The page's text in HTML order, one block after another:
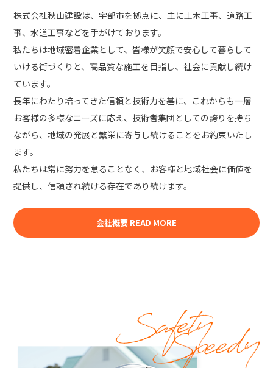
株式会社秋山建設は、宇部市を拠点に、主に土木工事、道路工
事、水道工事などを手がけております。
私たちは地域密着企業として、皆様が笑顔で安心して暮らして
いける街づくりと、高品質な施工を目指し、社会に貢献し続け
ています。
長年にわたり培ってきた信頼と技術力を基に、これからも一層
お客様の多様なニーズに応え、技術者集団としての誇りを持ち
ながら、地域の発展と繁栄に寄与し続けることをお約束いたし
ます。
私たちは常に努力を怠ることなく、お客様と地域社会に価値を
提供し、信頼され続ける存在であり続けます。
会社概要 READ MORE